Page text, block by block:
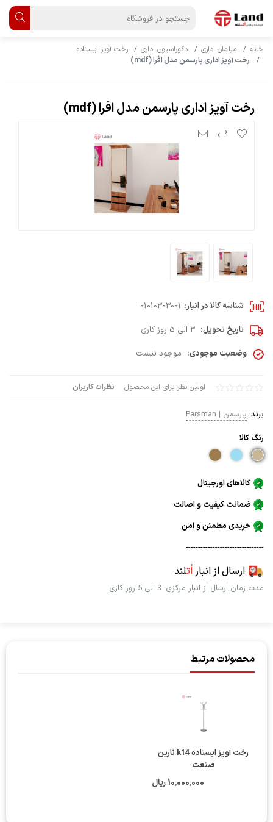
خانه مبلمان اداری دکوراسیون اداری
رخت آویز ایستاده
رخت آویز اداری پارسمن مدل افرا (mdf)
رخت آویز اداری پارسمن مدل افرا (mdf)
اولین نظر برای این محصول نظرات کاربران
برند: پارسمن | Parsman
رنگ كالا
کالاهای اورجینال
ضمانت کیفیت و اصالت
خریدی مطمئن و امن
--------------------------------
ارسال از انباراُتلند
مدت زمان ارسال از انبار مرکزی: 3 الی 5 روز کاری
شناسه کالا در انبار: 01010303001
تاریخ تحویل: 3 الی 5 روز کاری
وضعیت موجودی: موجود نیست
محصولات مرتبط
رخت آویز ایستاده k14 نارین
صنعت
10٬000٬000 ریال